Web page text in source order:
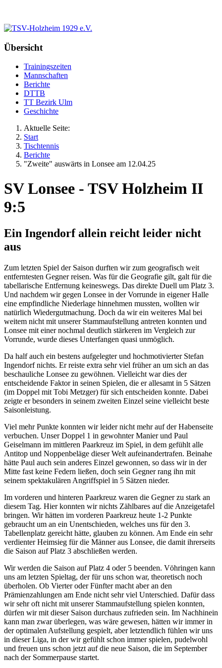
Übersicht
Trainingszeiten
Mannschaften
Berichte
DTTB
TT Bezirk Ulm
Geschichte
Aktuelle Seite:
Start
Tischtennis
Berichte
"Zweite" auswärts in Lonsee am 12.04.25
SV Lonsee - TSV Holzheim II
9:5
Ein Ingendorf allein reicht leider nicht
aus
Zum letzten Spiel der Saison durften wir zum geografisch weit
entferntesten Gegner reisen. Was für die Geografie gilt, galt für die
tabellarische Entfernung keineswegs. Das direkte Duell um Platz 3.
Und nachdem wir gegen Lonsee in der Vorrunde in eigener Halle
eine empfindliche Niederlage hinnehmen mussten, wollten wir
natürlich Wiedergutmachung. Doch da wir ein weiteres Mal bei
weitem nicht mit unserer Stammaufstellung antreten konnten und
Lonsee mit einer nochmal deutlich stärkeren im Vergleich zur
Vorrunde, wurde dieses Unterfangen quasi unmöglich.
Da half auch ein bestens aufgelegter und hochmotivierter Stefan
Ingendorf nichts. Er reiste extra sehr viel früher an um sich an das
beschauliche Lonsee zu gewöhnen. Vielleicht war dies der
entscheidende Faktor in seinen Spielen, die er allesamt in 5 Sätzen
(im Doppel mit Tobi Metzger) für sich entscheiden konnte. Dabei
zeigte er besonders in seinem zweiten Einzel seine vielleicht beste
Saisonleistung.
Viel mehr Punkte konnten wir leider nicht mehr auf der Habenseite
verbuchen. Unser Doppel 1 in gewohnter Manier und Paul
Geiselmann im mittleren Paarkreuz im Spiel, in dem gefühlt alle
Antitop und Noppenbeläge dieser Welt aufeinandertrafen. Beinahe
hätte Paul auch sein anderes Einzel gewonnen, so dass wir in der
Mitte fast keine Federn ließen, doch sein Gegner rang ihn mit
seinem spektakulären Angriffspiel in 5 Sätzen nieder.
Im vorderen und hinteren Paarkreuz waren die Gegner zu stark an
diesem Tag. Hier konnten wir nichts Zählbares auf die Anzeigetafel
bringen. Wir hätten im vorderen Paarkreuz heute 1-2 Punkte
gebraucht um an ein Unentschieden, welches uns für den 3.
Tabellenplatz gereicht hätte, glauben zu können. Am Ende ein sehr
verdienter Heimsieg für die Männer aus Lonsee, die damit ihrerseits
die Saison auf Platz 3 abschließen werden.
Wir werden die Saison auf Platz 4 oder 5 beenden. Vöhringen kann
uns am letzten Spieltag, der für uns schon war, theoretisch noch
überholen. Ob Vierter oder Fünfter macht aber an den
Prämienzahlungen am Ende nicht sehr viel Unterschied. Dafür dass
wir sehr oft nicht mit unserer Stammaufstellung spielen konnten,
dürfen wir mit dieser Saison durchaus zufrieden sein. Im Nachhinein
kann man zwar überlegen, was wäre gewesen, hätten wir immer in
der optimalen Aufstellung gespielt, aber letztendlich fühlen wir uns
in dieser Liga, in der wir gefühlt schon immer spielen, pudelwohl
und freuen uns schon jetzt auf die neue Saison, die im September
nach der Sommerpause startet.